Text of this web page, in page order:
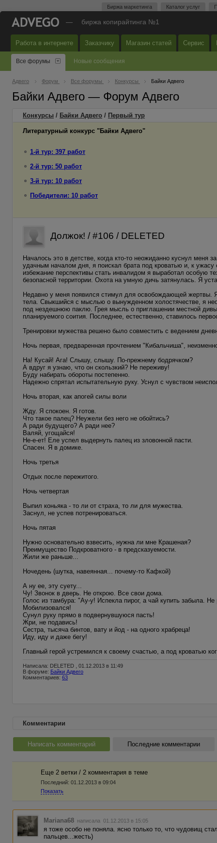
Биржа маркетинга Каталог услуг
— биржа копирайтинга №1
Работа в интернете Заказчику Магазин статей Сервис
Все форумы Новые сообщения
Адвего Форум Все форумы Конкурсы Байки Адвего
Байки Адвего — Форум Адвего
Конкурсы / Байки Адвего / Первый тур
Литературный конкурс "Байки Адвего"
1-й тур: 397 работ
2-й тур: 50 работ
3-й тур: 10 работ
Победители: 10 работ
Должок! / #106 / DELETED
Началось это в детстве, когда кто-то неожиданно куснул меня
удачным началом дня, я поискал брата под кроватью и, к
избежание перспективы стать инвалидом я выработал особую
безопасной территории. Охота на умную дичь затянулась. Я
Недавно у меня появился стимул для освобождающей жертвы.
тела. Свыкшийся с мыслью о вынужденном холостячестве, я
под нездешнюю паклю. Грея мысль о приглашении местной
планируемого соития. Последнее, естественно, ставилось
Тренировки мужества решено было совместить с ведением
Ночь первая, предваренная прочтением "Кибальчиша",
На! Кусай! Ага! Слышу, слышу. По-прежнему бодрячком?
А вдруг я узнаю, что он скользкий? Не переживу!
Буду набирать обороты постепенно.
Надежно спрятал испытательную руку. Уснул с чувством
Ночь вторая, как апогей силы воли
Жду. Я спокоен. Я готов.
Что такое палец? Неужели без него не обойтись?
А ради будущего? А ради нее?
Валяй, угощайся!
Не-е-ет! Еле успел выдернуть палец из зловонной пасти.
Спасен. Я в домике.
Ночь третья
Отдых после пережитого.
Ночь четвертая
Выпил коньяка - то ли от страха, то ли для мужества.
Заснул, не успев потренироваться.
Ночь пятая
Нужно основательно взвесить, нужна ли мне Крашеная?
Преимущество Подкроватного - в предсказуемости.
Жили же раньше...
Ночедень (шутка, навеянная... почему-то Кафкой)
А ну ее, эту суету...
Чу! Звонок в дверь. Не открою. Все свои дома.
Голос из тамбура: "Ау-у! Испекла пирог, а чай купить забыла.
Мобилизовался!
Сунул руку прямо в подвернувшуюся пасть!
Жри, не подавись!
Сестра, тысяча бинтов, вату и йод - на одного храбреца!
Иду, иду и даже бегу!
Главный герой устремился к своему счастью, а под кроватью
Написала: DELETED , 01.12.2013 в 11:49
В форуме: Байки Адвего
Комментариев: 63
Комментарии
Написать комментарий Последние комментарии
Еще 2 ветки / 2 комментария в темe
Последний: 01.12.2013 в 09:04
Показать
Mariana68 написала 01.12.2013 в 15:05
я тоже особо не поняла. ясно только то, что чудовищ
пальцев...жесть)